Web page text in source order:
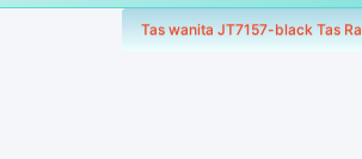
Tas wanita JT7157-black Tas Ra